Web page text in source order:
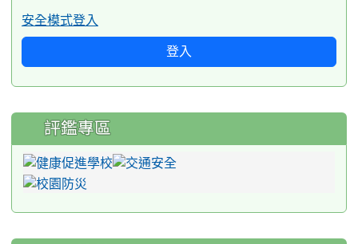
安全模式登入
登入
評鑑專區